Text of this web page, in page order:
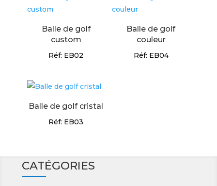
Balle de golf
custom
Réf: EB02
Balle de golf
couleur
Réf: EB04
Balle de golf cristal
Réf: EB03
CATÉGORIES